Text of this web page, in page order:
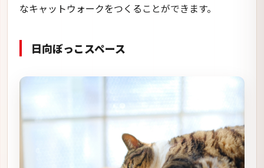
なキャットウォークをつくることができます。
日向ぼっこスペース